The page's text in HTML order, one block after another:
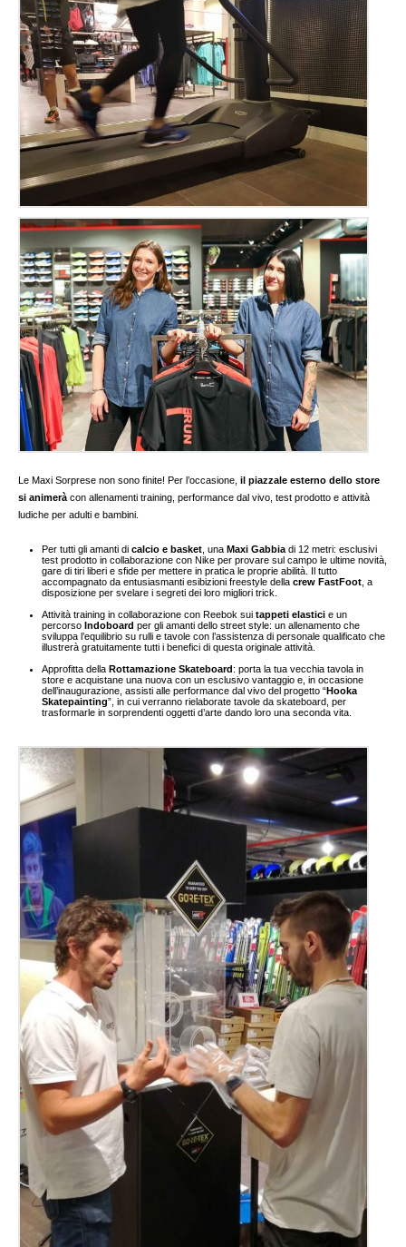
Le Maxi Sorprese non sono finite! Per l’occasione,il piazzale esterno dello store
si animerà con allenamenti training, performance dal vivo, test prodotto e attività
ludiche per adulti e bambini.
Per tutti gli amanti dicalcio e basket , unaMaxi Gabbia di 12 metri: esclusivi
test prodotto in collaborazione con Nike per provare sul campo le ultime novità,
gare di tiri liberi e sfide per mettere in pratica le proprie abilità. Il tutto
accompagnato da entusiasmanti esibizioni freestyle dellacrew FastFoot , a
disposizione per svelare i segreti dei loro migliori trick.
Attività training in collaborazione con Reebok suitappeti elastici e un
percorsoIndoboard per gli amanti dello street style: un allenamento che
sviluppa l’equilibrio su rulli e tavole con l’assistenza di personale qualificato che
illustrerà gratuitamente tutti i benefici di questa originale attività.
Approfitta dellaRottamazione Skateboard: porta la tua vecchia tavola in
store e acquistane una nuova con un esclusivo vantaggio e, in occasione
dell’inaugurazione, assisti alle performance dal vivo del progetto “Hooka
Skatepainting”, in cui verranno rielaborate tavole da skateboard, per
trasformarle in sorprendenti oggetti d’arte dando loro una seconda vita.